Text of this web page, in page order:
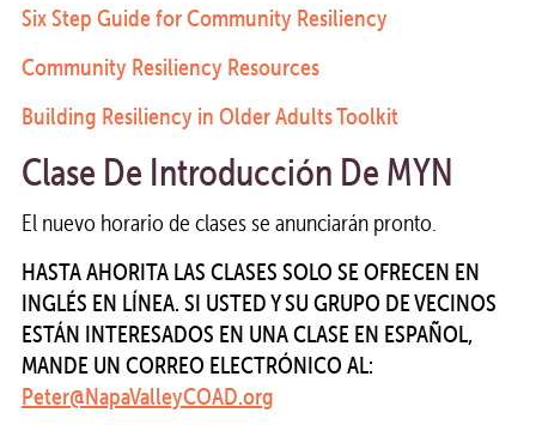
Six Step Guide for Community Resiliency
Community Resiliency Resources
Building Resiliency in Older Adults Toolkit
Clase De Introducción De MYN
El nuevo horario de clases se anunciarán pronto.
HASTA AHORITA LAS CLASES SOLO SE OFRECEN EN
INGLÉS EN LÍNEA. SI USTED Y SU GRUPO DE VECINOS
ESTÁN INTERESADOS EN UNA CLASE EN ESPAÑOL,
MANDE UN CORREO ELECTRÓNICO AL:
Peter@NapaValleyCOAD.org